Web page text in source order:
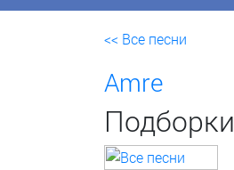
<< Все песни
Amre
Подборки